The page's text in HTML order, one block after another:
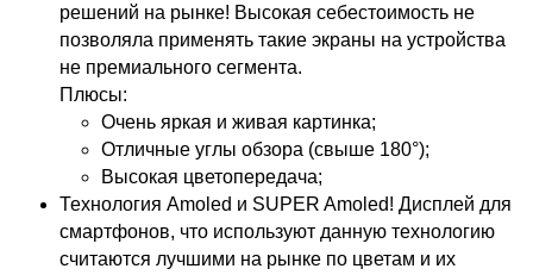
решений на рынке! Высокая себестоимость не
позволяла применять такие экраны на устройства
не премиального сегмента.
Плюсы:
Очень яркая и живая картинка;
Отличные углы обзора (свыше 180°);
Высокая цветопередача;
Технология Amoled и SUPER Amoled! Дисплей для
смартфонов, что используют данную технологию
считаются лучшими на рынке по цветам и их